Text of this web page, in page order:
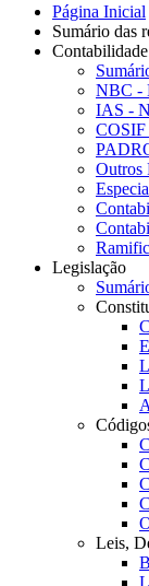
Página Inicial
Sumário das
Contabilidade
NBC -
IAS -
COSIF
Outros
Legislação
Leis,